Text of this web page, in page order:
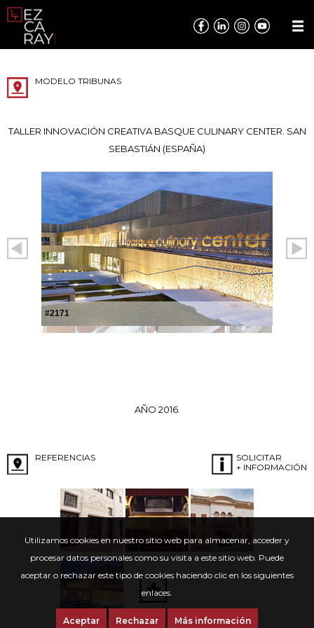
Utilizamos cookies en nuestro sitio web para almacenar, acceder y
procesar datos personales como su visita a este sitio web. Puede
aceptar o rechazar este tipo de cookies haciendo clic en los siguientes
enlaces.
Aceptar Rechazar Más información
MODELO TRIBUNAS
TALLER INNOVACIÓN CREATIVA BASQUE CULINARY CENTER. SAN
SEBASTIÁN (ESPAÑA)
#2171
AÑO 2016.
REFERENCIAS
SOLICITAR
+ INFORMACIÓN